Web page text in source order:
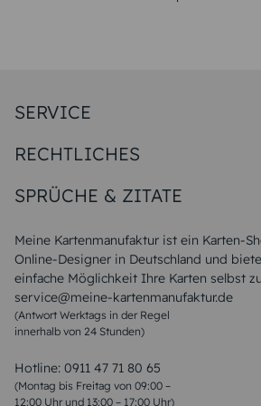
Meine Kartenmanufaktur ist ein Karten-
Online-Designer in Deutschland und
einfache Möglichkeit Ihre Karten selbst
service@meine-kartenmanufaktur.de
(Antwort Werktags in der Regel
innerhalb von 24 Stunden)
Hotline: 0911 47 71 80 65
(Montag bis Freitag von 09:00 –
12:00 Uhr und 13:00 – 17:00 Uhr)
SERVICE
Papiersorten
Unsere Produktion
Magazin
FAQ
RECHTLICHES
Widerrufsbelehrung
SPRÜCHE & ZITATE
Liebeskummer Sprüche
Sommer Sprüche
Muttertagssprüche
Sprüche zur Hochzeit
Sprüche zur Konfirmation & Kommunion
Weihnachtsgedichte
Liebessprüche
Geburtstagssprüche
Trauersprüche